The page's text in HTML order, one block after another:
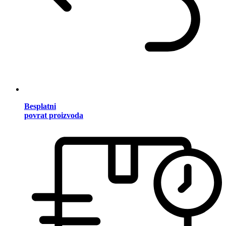
Besplatni
povrat proizvoda